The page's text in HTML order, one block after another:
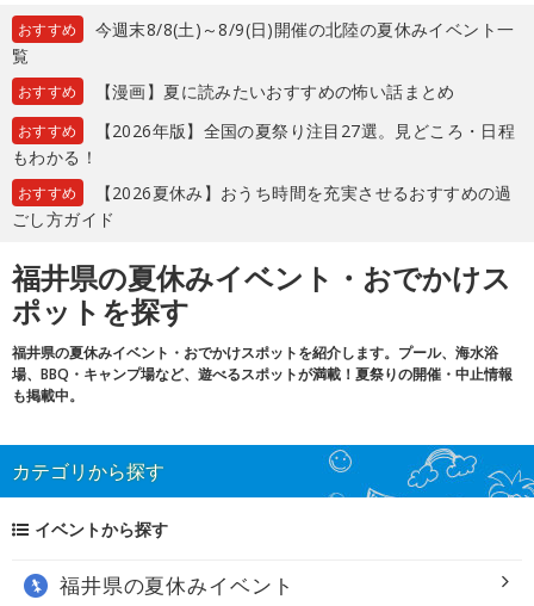
おすすめ
今週末8/8(土)～8/9(日)開催の北陸の夏休みイベント一
覧
おすすめ 【漫画】夏に読みたいおすすめの怖い話まとめ
おすすめ
【2026年版】全国の夏祭り注目27選。見どころ・日程
もわかる！
おすすめ
【2026夏休み】おうち時間を充実させるおすすめの過
ごし方ガイド
福井県の夏休みイベント・おでかけス
ポットを探す
福井県の夏休みイベント・おでかけスポットを紹介します。プール、海水浴
場、BBQ・キャンプ場など、遊べるスポットが満載！夏祭りの開催・中止情報
も掲載中。
カテゴリから探す
イベントから探す
福井県の夏休みイベント